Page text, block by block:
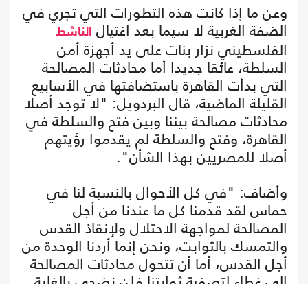
وعن ما إذا كانت هذه التطورات التي تجري في
الضفة الغربية لا سيما بعد اغتيال الناشط
الفلسطيني نزار بنات على يد أجهزة أمن
السلطة، عائقا جديدا أما محادثات المصالحة
التي بدأت القاهرة باستضافتها في الأسابيع
القليلة الماضية، قال البردويل: "لا توجد أصلا
محادثات مصالحة بيننا وبين فتح والسلطة في
القاهرة، وفتح والسلطة لم يقدموا رؤيتهم
أصلا للمصريين بهذا الشأن".
وأضاف: "في كل الأحوال بالنسبة لنا في
حماس لقد قدمنا كل ما عندنا من أجل
المصالحة لمواجهة الاحتلال ولإنقاذ القدس
والتمسك بالثوابت، ونحن إنما أردنا الوحدة من
أجل القدس، أما أن تتحول محادثات المصالحة